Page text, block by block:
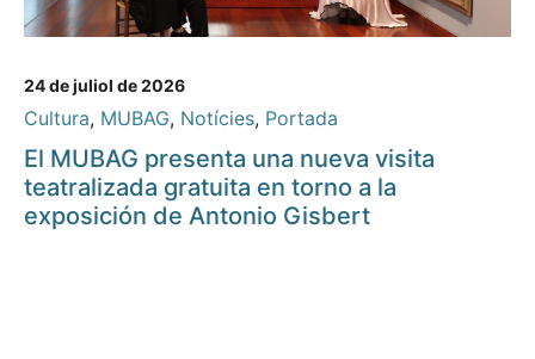
24 de juliol de 2026
Cultura, MUBAG, Notícies, Portada
El MUBAG presenta una nueva visita
teatralizada gratuita en torno a la
exposición de Antonio Gisbert